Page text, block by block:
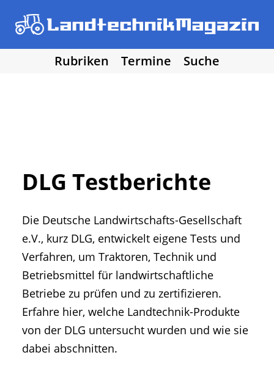
Rubriken Termine
Suche
• Hof- und Stalltechnik
• Forst, Garten und Kommune
• Sonstige Landtechnik
• Landtechnik allgemein
• DLG Testberichte • Vereine und Hobby
• Geschichte und Geschichten
• Messen und Veranstaltungen
• Mitteilung der Redaktion
• Agritechnica Neuheiten Archiv
• Artikel nach Hersteller/Marke
DLG Testberichte
Die Deutsche Landwirtschafts-Gesellschaft
e.V., kurz DLG, entwickelt eigene Tests und
Verfahren, um Traktoren, Technik und
Betriebsmittel für landwirtschaftliche
Betriebe zu prüfen und zu zertifizieren.
Erfahre hier, welche Landtechnik-Produkte
von der DLG untersucht wurden und wie sie
dabei abschnitten.